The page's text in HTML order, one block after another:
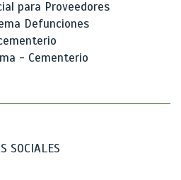
para Proveedores
Defunciones
- Cementerio
SOCIALES